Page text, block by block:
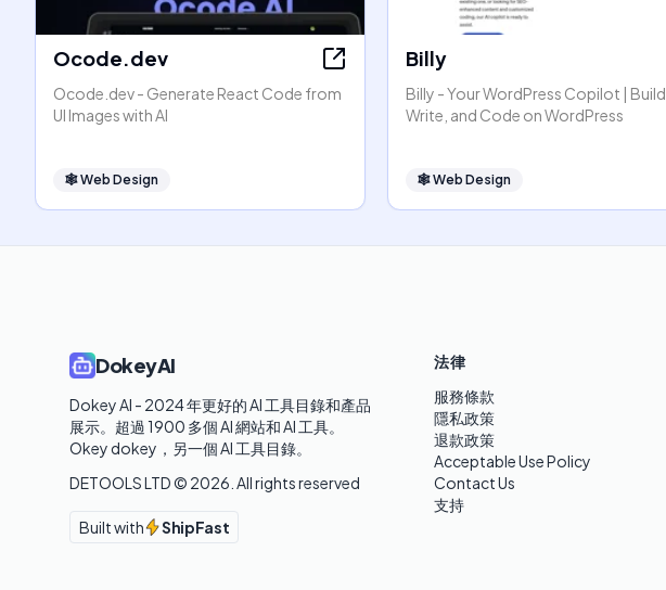
Ocode.dev
Ocode.dev - Generate React Code from
UI Images with AI
🕸Web Design
Billy
Billy - Your WordPress Copilot | Build,
Write, and Code on WordPress
🕸Web Design
DokeyAI
Dokey AI - 2024 年更好的 AI 工具目錄和產品
展示。超過 1900 多個 AI 網站和 AI 工具。
Okey dokey，另一個 AI 工具目錄。
DETOOLS LTD © 2026 . All rights reserved
Built with ShipFast
法律
服務條款
隱私政策
退款政策
Acceptable Use Policy
Contact Us
支持